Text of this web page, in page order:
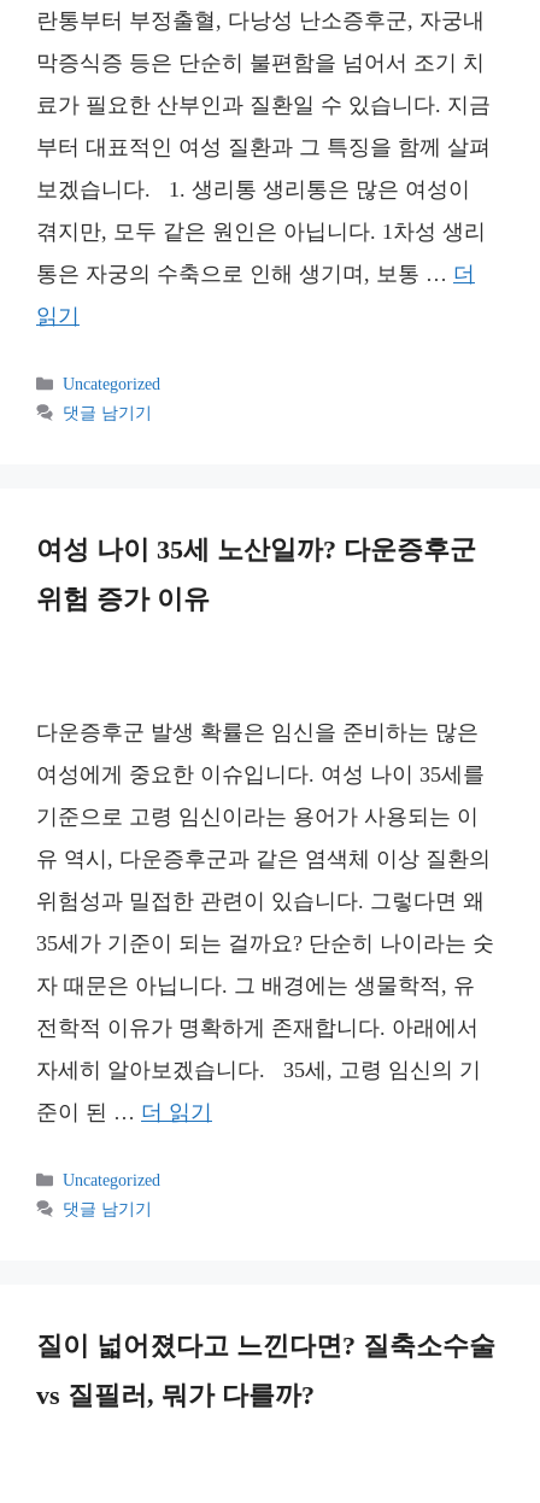
란통부터 부정출혈, 다낭성 난소증후군, 자궁내
막증식증 등은 단순히 불편함을 넘어서 조기 치
료가 필요한 산부인과 질환일 수 있습니다. 지금
부터 대표적인 여성 질환과 그 특징을 함께 살펴
보겠습니다. 1. 생리통 생리통은 많은 여성이
겪지만, 모두 같은 원인은 아닙니다. 1차성 생리
통은 자궁의 수축으로 인해 생기며, 보통 … 더
읽기
카
테
Uncategorized
댓글 남기기
여성 나이 35세 노산일까? 다운증후군
위험 증가 이유
다운증후군 발생 확률은 임신을 준비하는 많은
여성에게 중요한 이슈입니다. 여성 나이 35세를
기준으로 고령 임신이라는 용어가 사용되는 이
유 역시, 다운증후군과 같은 염색체 이상 질환의
위험성과 밀접한 관련이 있습니다. 그렇다면 왜
35세가 기준이 되는 걸까요? 단순히 나이라는 숫
자 때문은 아닙니다. 그 배경에는 생물학적, 유
전학적 이유가 명확하게 존재합니다. 아래에서
자세히 알아보겠습니다. 35세, 고령 임신의 기
준이 된 … 더 읽기
카
테
Uncategorized
댓글 남기기
질이 넓어졌다고 느낀다면? 질축소수술
vs 질필러, 뭐가 다를까?